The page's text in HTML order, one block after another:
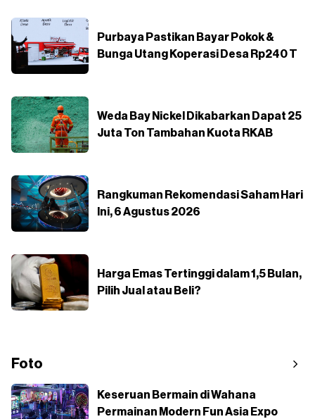
Purbaya Pastikan Bayar Pokok &
Bunga Utang Koperasi Desa Rp240 T
Weda Bay Nickel Dikabarkan Dapat 25
Juta Ton Tambahan Kuota RKAB
Rangkuman Rekomendasi Saham Hari
Ini, 6 Agustus 2026
Harga Emas Tertinggi dalam 1,5 Bulan,
Pilih Jual atau Beli?
Foto
Keseruan Bermain di Wahana
Permainan Modern Fun Asia Expo